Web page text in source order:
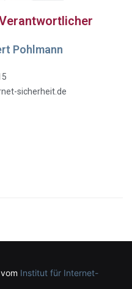
Pohlmann
sicherheit.de
Institut für Internet-